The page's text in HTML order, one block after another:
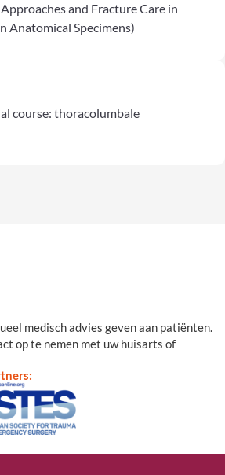
and Fracture Care in
Anatomical Specimens)
course: thoracolumbale
medisch advies geven aan patiënten.
op te nemen met uw huisarts of